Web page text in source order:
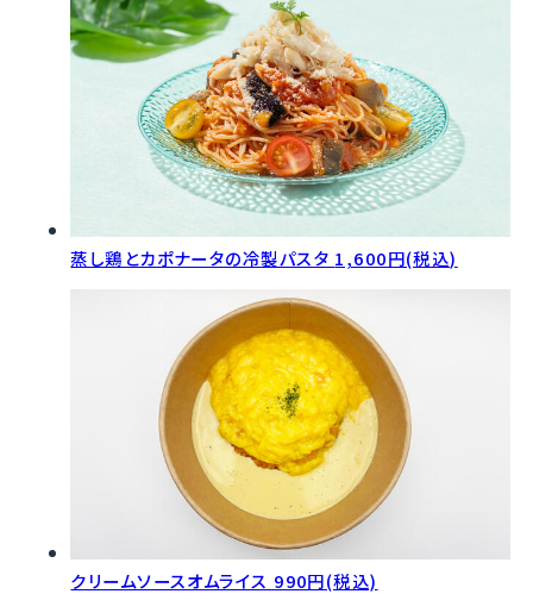
蒸し鶏とカポナータの冷製パスタ 1,600円(税込)
クリームソースオムライス 990円(税込)